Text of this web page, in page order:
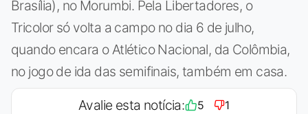
Brasília), no Morumbi. Pela Libertadores, o
Tricolor só volta a campo no dia 6 de julho,
quando encara o Atlético Nacional, da Colômbia,
no jogo de ida das semifinais, também em casa.
Avalie esta notícia: 5 1